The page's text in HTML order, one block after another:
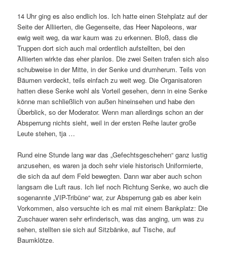
14 Uhr ging es also endlich los. Ich hatte einen Stehplatz auf der
Seite der Alliierten, die Gegenseite, das Heer Napoleons, war
ewig weit weg, da war kaum was zu erkennen. Bloß, dass die
Truppen dort sich auch mal ordent­lich aufstellten, bei den
Alliierten wirkte das eher planlos. Die zwei Seiten trafen sich also
schub­weise in der Mitte, in der Senke und drum­herum. Teils von
Bäumen verdeckt, teils einfach zu weit weg. Die Organisatoren
hatten diese Senke wohl als Vorteil gesehen, denn in eine Senke
könne man schließ­lich von außen hinein­sehen und habe den
Überblick, so der Moderator. Wenn man aller­dings schon an der
Absperrung nichts sieht, weil in der ersten Reihe lauter große
Leute stehen, tja …
Rund eine Stunde lang war das „Gefechtsgeschehen“ ganz lustig
anzu­sehen, es waren ja doch sehr viele histo­risch Uniformierte,
die sich da auf dem Feld bewegten. Dann war aber auch schon
langsam die Luft raus. Ich lief noch Richtung Senke, wo auch die
soge­nannte „VIP-Tribüne“ war, zur Absperrung gab es aber kein
Vorkommen, also versuchte ich es mal mit einem Bankplatz: Die
Zuschauer waren sehr erfin­de­risch, was das anging, um was zu
sehen, stellten sie sich auf Sitzbänke, auf Tische, auf
Baumklötze.